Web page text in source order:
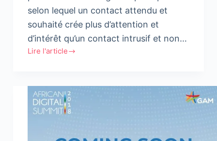
selon lequel un contact attendu et
souhaité crée plus d’attention et
d’intérêt qu’un contact intrusif et non…
Lire l'article
Nabil
Associé
chez
Archipel